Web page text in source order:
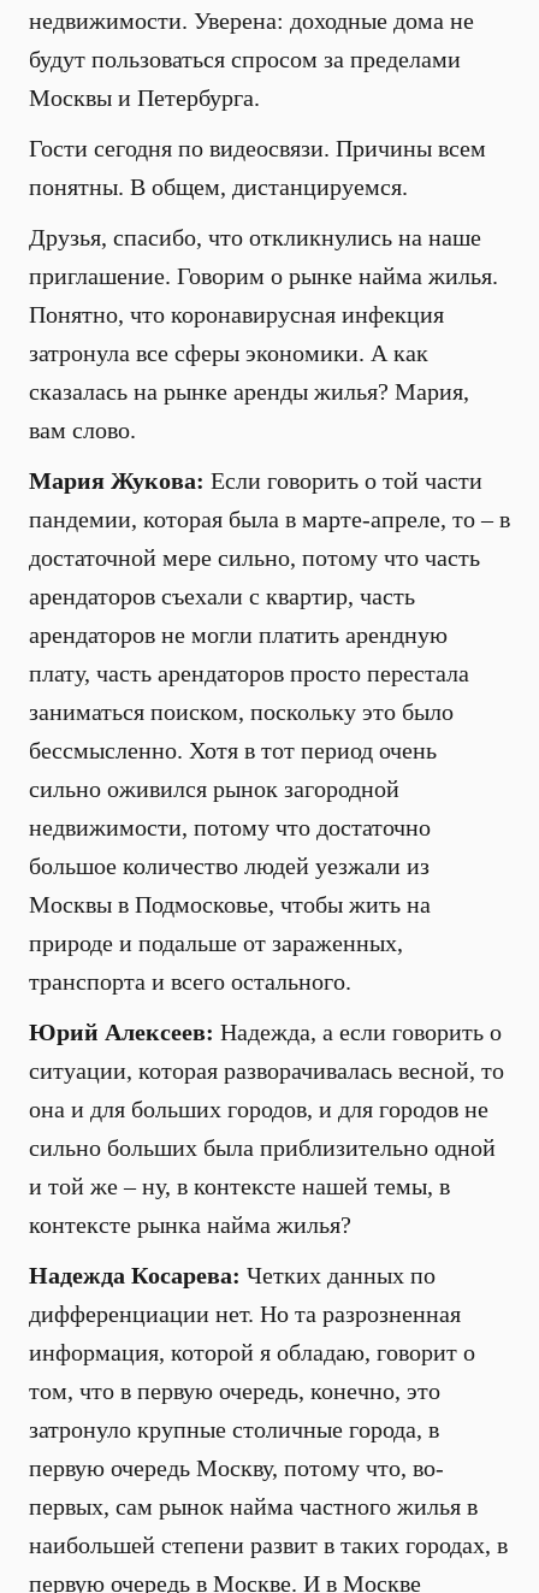
недвижимости. Уверена: доходные дома не
будут пользоваться спросом за пределами
Москвы и Петербурга.
Гости сегодня по видеосвязи. Причины всем
понятны. В общем, дистанцируемся.
Друзья, спасибо, что откликнулись на наше
приглашение. Говорим о рынке найма жилья.
Понятно, что коронавирусная инфекция
затронула все сферы экономики. А как
сказалась на рынке аренды жилья? Мария,
вам слово.
Мария Жукова: Если говорить о той части
пандемии, которая была в марте-апреле, то – в
достаточной мере сильно, потому что часть
арендаторов съехали с квартир, часть
арендаторов не могли платить арендную
плату, часть арендаторов просто перестала
заниматься поиском, поскольку это было
бессмысленно. Хотя в тот период очень
сильно оживился рынок загородной
недвижимости, потому что достаточно
большое количество людей уезжали из
Москвы в Подмосковье, чтобы жить на
природе и подальше от зараженных,
транспорта и всего остального.
Юрий Алексеев: Надежда, а если говорить о
ситуации, которая разворачивалась весной, то
она и для больших городов, и для городов не
сильно больших была приблизительно одной
и той же – ну, в контексте нашей темы, в
контексте рынка найма жилья?
Надежда Косарева: Четких данных по
дифференциации нет. Но та разрозненная
информация, которой я обладаю, говорит о
том, что в первую очередь, конечно, это
затронуло крупные столичные города, в
первую очередь Москву, потому что, во-
первых, сам рынок найма частного жилья в
наибольшей степени развит в таких городах, в
первую очередь в Москве. И в Москве